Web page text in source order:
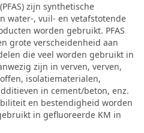
zijn synthetische
water-, vuil- en vetafstotende
worden gebruikt. PFAS
grote verscheidenheid aan
die veel worden gebruikt in
zijn in verven, verven,
isolatiematerialen,
in cement/beton, enz.
en bestendigheid worden
in gefluoreerde KM in